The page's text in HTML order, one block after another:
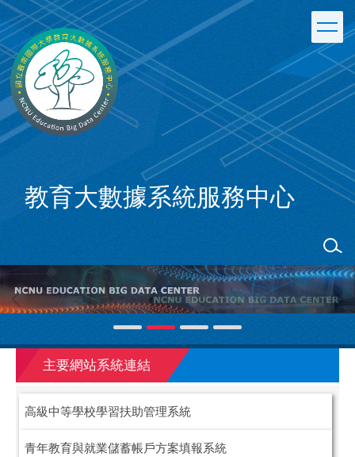
跳
到
主
要
內
容
區
教育大數據系統服務中心
主要網站系統連結
高級中等學校學習扶助管理系統
青年教育與就業儲蓄帳戶方案填報系統